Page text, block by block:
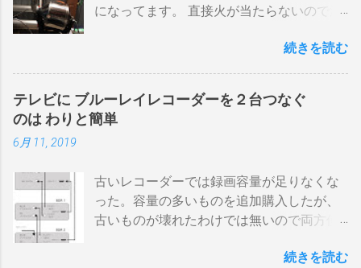
になってます。 直接火が当たらないので温
温度計が使える（ドラム内の温度が測れ
ドラムだから熱伝導に時間がかかる） 多少
の蓄熱効果はある チャフが飛び散らない 焙
煎中、外気温や風による温度変化は殆どな
げても即座に反応しない ガスコンロでは熱
量に限界があり１ハゼ８分以内でなら200g
前後が限界。 300g以上はガスコンロの強火
煎は無理。 外側ドラム→空気層→内側ドラ
続きを読む
テレビに ブルーレイレコーダーを２台つなぐ
のは わりと簡単
6月 11, 2019
古いレコーダーでは録画容量が足りなくな
った。容量の多いものを追加購入したが、
古いものが壊れたわけでは無いので両方使
利用する） アンテナ→BDR２→BDR１→テ
続きを読む